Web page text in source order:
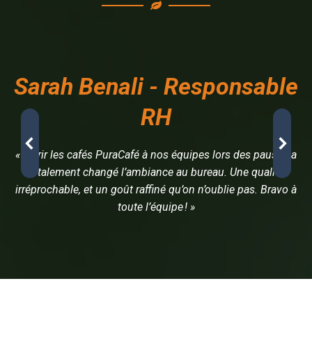
Sarah Benali - Responsable
RH
« Offrir les cafés PuraCafé à nos équipes lors des pauses a
totalement changé l’ambiance au bureau. Une qualité
irréprochable, et un goût raffiné qu’on n’oublie pas. Bravo à
toute l’équipe ! »